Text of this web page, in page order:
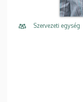
Szervezeti egység